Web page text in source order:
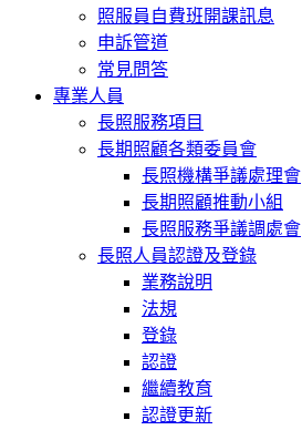
照服員自費班開課訊息
申訴管道
常見問答
專業人員
長照服務項目
長期照顧各類委員會
長照機構爭議處理會
長期照顧推動小組
長照服務爭議調處會
長照人員認證及登錄
業務說明
法規
登錄
認證
繼續教育
認證更新